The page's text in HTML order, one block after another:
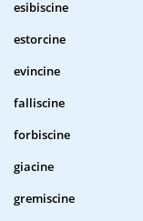
esibiscine
estorcine
evincine
falliscine
forbiscine
giacine
gremiscine